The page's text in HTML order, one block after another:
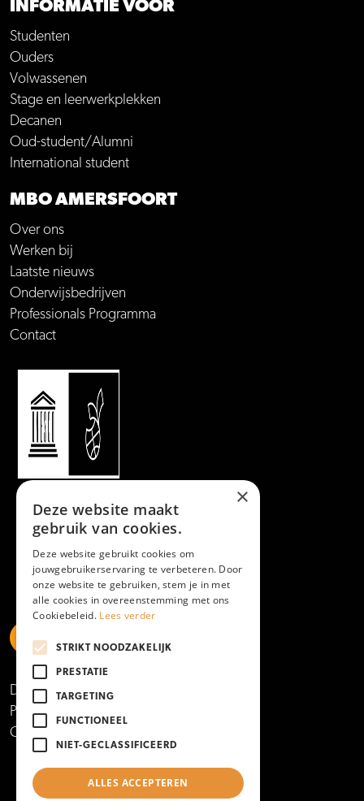
INFORMATIE VOOR
Studenten
Ouders
Volwassenen
Stage en leerwerkplekken
Decanen
Oud-student/Alumni
International student
MBO AMERSFOORT
Over ons
Werken bij
Laatste nieuws
Onderwijsbedrijven
Professionals Programma
Contact
https://www.linkedin.com/school/mboamersfoort
https://www.instagram.com/mboamersfoort/
https://www.facebook.com/MBOAmersfoort
Disclaimer
Privacy- en cookieverklaring
Copyright 2025
×
Deze website maakt
gebruik van cookies.
Deze website gebruikt cookies om
jouwgebruikerservaring te verbeteren. Door
onze website te gebruiken, stem je in met
alle cookies in overeenstemming met ons
Cookiebeleid. Lees verder
STRIKT NOODZAKELIJK
PRESTATIE
TARGETING
FUNCTIONEEL
NIET-GECLASSIFICEERD
ALLES ACCEPTEREN